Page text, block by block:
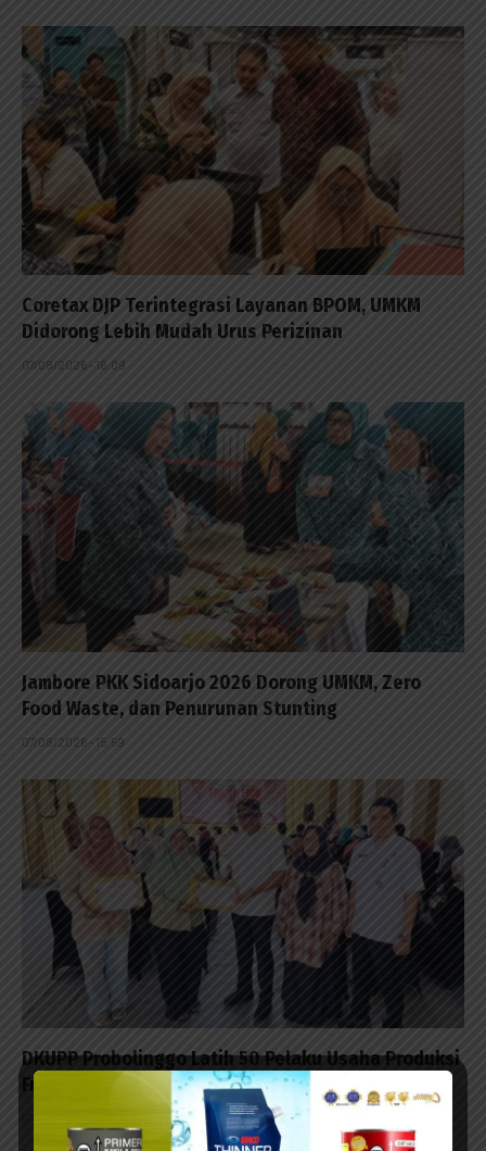
Coretax DJP Terintegrasi Layanan BPOM, UMKM
Didorong Lebih Mudah Urus Perizinan
07/08/2026 - 16:09
Jambore PKK Sidoarjo 2026 Dorong UMKM, Zero
Food Waste, dan Penurunan Stunting
07/08/2026 - 15:59
DKUPP Probolinggo Latih 50 Pelaku Usaha Produksi
Frozen Food Berbahan Ayam